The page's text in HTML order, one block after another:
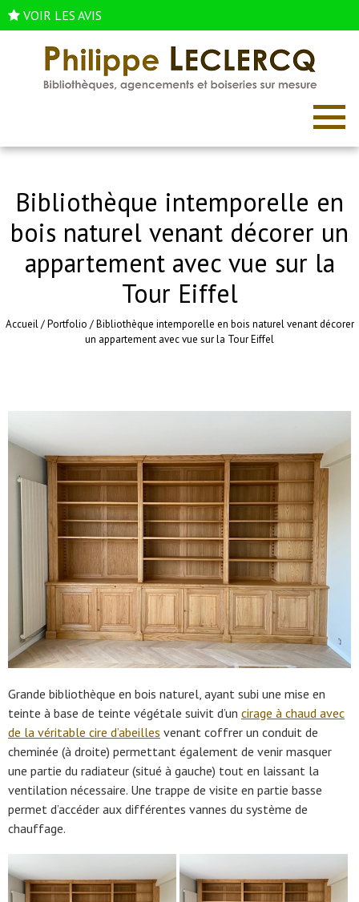
VOIR LES AVIS
Bibliothèque intemporelle en
bois naturel venant décorer un
appartement avec vue sur la
Tour Eiffel
Accueil/Portfolio /Bibliothèque intemporelle en bois naturel venant décorer
un appartement avec vue sur la Tour Eiffel
Grande bibliothèque en bois naturel, ayant subi une mise en
teinte à base de teinte végétale suivit d’un cirage à chaud avec
de la véritable cire d’abeilles venant coffrer un conduit de
cheminée (à droite) permettant également de venir masquer
une partie du radiateur (situé à gauche) tout en laissant la
ventilation nécessaire. Une trappe de visite en partie basse
permet d’accéder aux différentes vannes du système de
chauffage.